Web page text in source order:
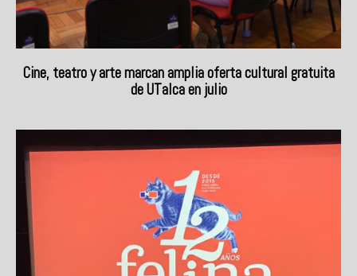
Cine, teatro y arte marcan amplia oferta cultural gratuita
de UTalca en julio